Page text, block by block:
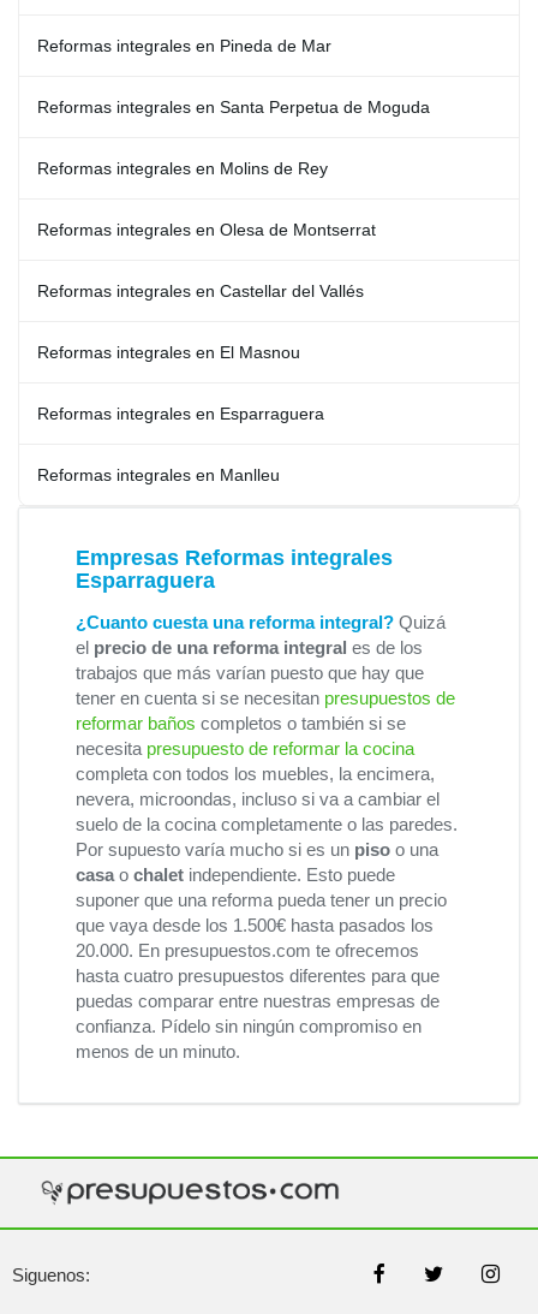
Reformas integrales en Pineda de Mar
Reformas integrales en Santa Perpetua de Moguda
Reformas integrales en Molins de Rey
Reformas integrales en Olesa de Montserrat
Reformas integrales en Castellar del Vallés
Reformas integrales en El Masnou
Reformas integrales en Esparraguera
Reformas integrales en Manlleu
Empresas Reformas integrales
Esparraguera
¿Cuanto cuesta una reforma integral? Quizá
el precio de una reforma integral es de los
trabajos que más varían puesto que hay que
tener en cuenta si se necesitan presupuestos de
reformar baños completos o también si se
necesita presupuesto de reformar la cocina
completa con todos los muebles, la encimera,
nevera, microondas, incluso si va a cambiar el
suelo de la cocina completamente o las paredes.
Por supuesto varía mucho si es un piso o una
casa o chalet independiente. Esto puede
suponer que una reforma pueda tener un precio
que vaya desde los 1.500€ hasta pasados los
20.000. En presupuestos.com te ofrecemos
hasta cuatro presupuestos diferentes para que
puedas comparar entre nuestras empresas de
confianza. Pídelo sin ningún compromiso en
menos de un minuto.
Siguenos: